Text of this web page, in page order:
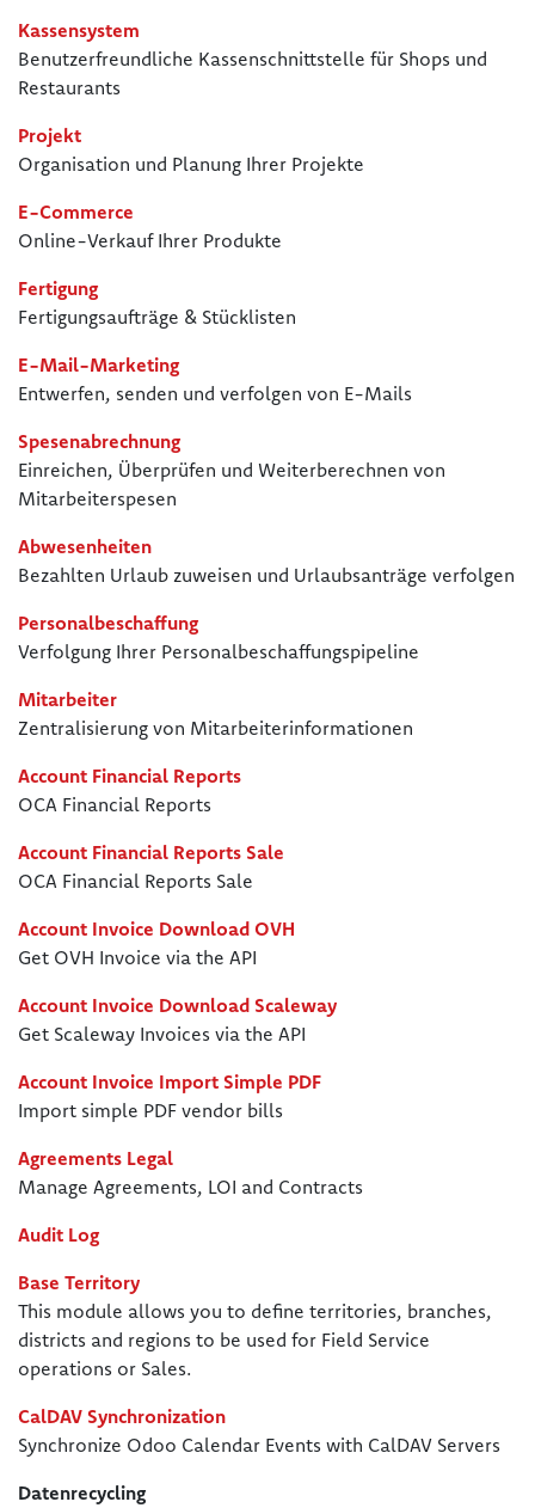
Kassensystem
Benutzerfreundliche Kassenschnittstelle für Shops und
Restaurants
Projekt
Organisation und Planung Ihrer Projekte
E-Commerce
Online-Verkauf Ihrer Produkte
Fertigung
Fertigungsaufträge & Stücklisten
E-Mail-Marketing
Entwerfen, senden und verfolgen von E-Mails
Spesenabrechnung
Einreichen, Überprüfen und Weiterberechnen von
Mitarbeiterspesen
Abwesenheiten
Bezahlten Urlaub zuweisen und Urlaubsanträge verfolgen
Personalbeschaffung
Verfolgung Ihrer Personalbeschaffungspipeline
Mitarbeiter
Zentralisierung von Mitarbeiterinformationen
Account Financial Reports
OCA Financial Reports
Account Financial Reports Sale
OCA Financial Reports Sale
Account Invoice Download OVH
Get OVH Invoice via the API
Account Invoice Download Scaleway
Get Scaleway Invoices via the API
Account Invoice Import Simple PDF
Import simple PDF vendor bills
Agreements Legal
Manage Agreements, LOI and Contracts
Audit Log
Base Territory
This module allows you to define territories, branches,
districts and regions to be used for Field Service
operations or Sales.
CalDAV Synchronization
Synchronize Odoo Calendar Events with CalDAV Servers
Datenrecycling